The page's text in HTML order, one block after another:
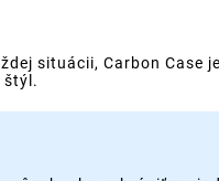
situácii, Carbon Case
štýl.